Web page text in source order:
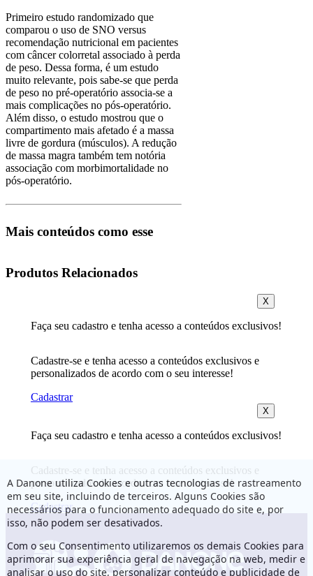
Primeiro estudo randomizado que
comparou o uso de SNO versus
recomendação nutricional em pacientes
com câncer colorretal associado à perda
de peso. Dessa forma, é um estudo
muito relevante, pois sabe-se que perda
de peso no pré-operatório associa-se a
mais complicações no pós-operatório.
Além disso, o estudo mostrou que o
compartimento mais afetado é a massa
livre de gordura (músculos). A redução
de massa magra também tem notória
associação com morbimortalidade no
pós-operatório.
Mais conteúdos como esse
Produtos Relacionados
X
Faça seu cadastro e tenha acesso a conteúdos exclusivos!
Cadastre-se e tenha acesso a conteúdos exclusivos e
personalizados de acordo com o seu interesse!
Cadastrar
X
Faça seu cadastro e tenha acesso a conteúdos exclusivos!
Cadastre-se e tenha acesso a conteúdos exclusivos e
personalizados de acordo com o seu interesse!
Cadastrar
A Danone utiliza Cookies e outras tecnologias de rastreamento
em seu site, incluindo de terceiros. Alguns Cookies são
necessários para o funcionamento adequado do site e, por
isso, não podem ser desativados.
Com o seu Consentimento utilizaremos os demais Cookies para
aprimorar sua experiência geral de navegação na web, medir e
analisar o uso do site, personalizar conteúdo e publicidade de